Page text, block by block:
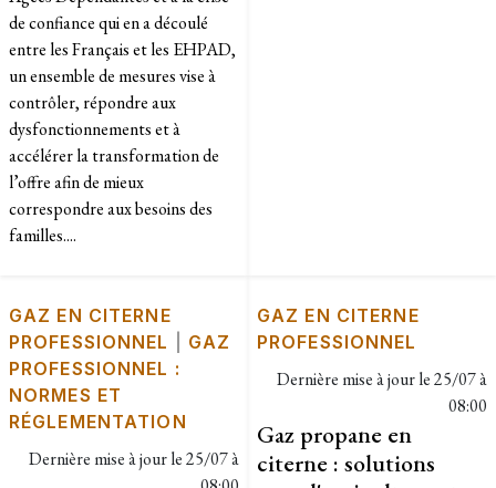
de confiance qui en a découlé
entre les Français et les EHPAD,
un ensemble de mesures vise à
contrôler, répondre aux
dysfonctionnements et à
accélérer la transformation de
l’offre afin de mieux
correspondre aux besoins des
familles....
GAZ EN CITERNE
PROFESSIONNEL
GAZ
PROFESSIONNEL :
NORMES ET
RÉGLEMENTATION
Dernière mise à jour le25/07 à
GAZ EN CITERNE
PROFESSIONNEL
Dernière mise à jour le25/07 à
08:00
Gaz propane en
citerne : solutions